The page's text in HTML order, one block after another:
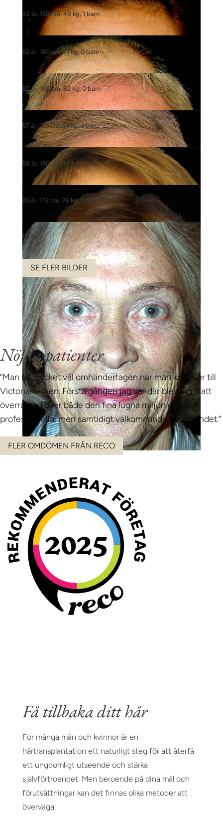
42 år, 158 cm, 48 kg, 1 barn
52 år, 180 cm, 71 kg, 0 barn
52 år, 180 cm, 82 kg, 0 barn
57 år, 159 cm, 63 kg, 3 barn
58 år, 160 cm, 55 kg, 2 barn
65 år, 172 cm, 76 kg, 0 barn
66 år
SE FLER BILDER
Nöjda patienter
“Man bli mycket väl omhändertagen när man kommer till
Victoriakliniken. Första gången jag var där blev jag glatt
överraskad över både den fina lugna miljön och det
professionella, men samtidigt välkomnande bemötandet.”
FLER OMDÖMEN FRÅN RECO
Få tillbaka ditt hår
För många män och kvinnor är en
hårtransplantation ett naturligt steg för att återfå
ett ungdomligt utseende och stärka
självförtroendet. Men beroende på dina mål och
förutsättningar kan det finnas olika metoder att
överväga.